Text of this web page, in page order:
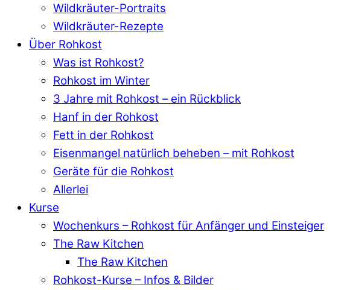
Wildkräuter-Portraits
Wildkräuter-Rezepte
Über Rohkost
Was ist Rohkost?
Rohkost im Winter
3 Jahre mit Rohkost – ein Rückblick
Hanf in der Rohkost
Fett in der Rohkost
Eisenmangel natürlich beheben – mit Rohkost
Geräte für die Rohkost
Allerlei
Kurse
Wochenkurs – Rohkost für Anfänger und Einsteiger
The Raw Kitchen
The Raw Kitchen
Rohkost-Kurse – Infos & Bilder